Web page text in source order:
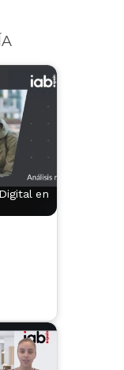
en